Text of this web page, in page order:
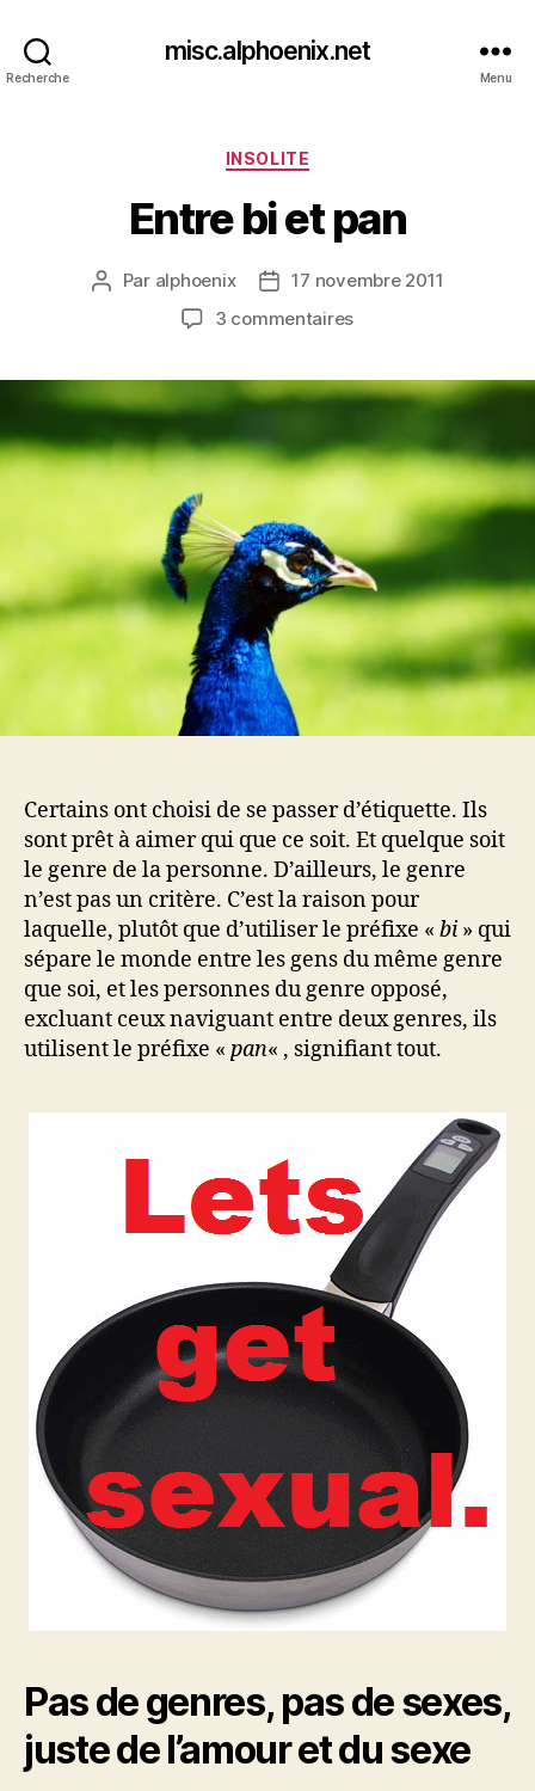
Recherche
misc.alphoenix.net
Menu
Catégories
INSOLITE
Entre bi et pan
Auteur
Par alphoenix
Date17 novembre 2011
3 commentairessur
et
Certains ont choisi de se passer d’étiquette. Ils
sont prêt à aimer qui que ce soit. Et quelque soit
le genre de la personne. D’ailleurs, le genre
n’est pas un critère. C’est la raison pour
laquelle, plutôt que d’utiliser le préfixe « bi » qui
sépare le monde entre les gens du même genre
que soi, et les personnes du genre opposé,
excluant ceux naviguant entre deux genres, ils
utilisent le préfixe « pan« , signifiant tout.
Pas de genres, pas de sexes,
juste de l’amour et du sexe